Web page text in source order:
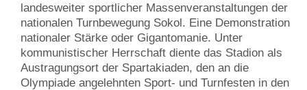
landesweiter sportlicher Massenveranstaltungen der
nationalen Turnbewegung Sokol. Eine Demonstration
nationaler Stärke oder Gigantomanie. Unter
kommunistischer Herrschaft diente das Stadion als
Austragungsort der Spartakiaden, den an die
Olympiade angelehnten Sport- und Turnfesten in den